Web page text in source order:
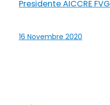
Presidente AICCRE FVG
16 Novembre 2020